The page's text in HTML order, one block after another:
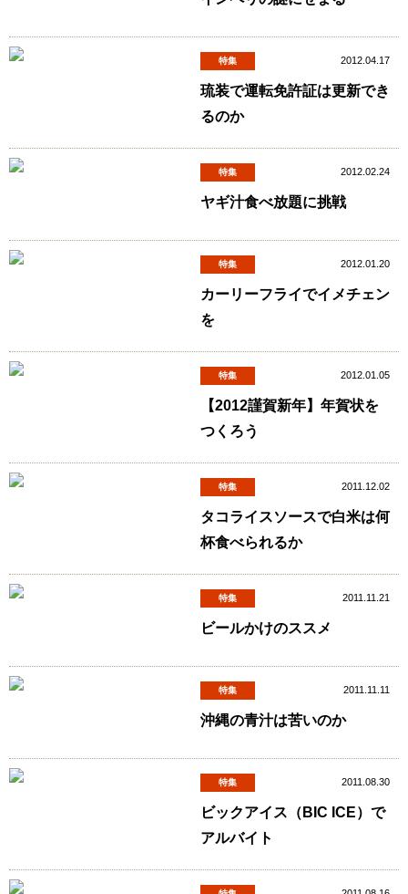
特集 2012.04.17
琉装で運転免許証は更新でき
るのか
特集 2012.02.24
ヤギ汁食べ放題に挑戦
特集 2012.01.20
カーリーフライでイメチェン
を
特集 2012.01.05
【2012謹賀新年】年賀状を
つくろう
特集 2011.12.02
タコライスソースで白米は何
杯食べられるか
特集 2011.11.21
ビールかけのススメ
特集 2011.11.11
沖縄の青汁は苦いのか
特集 2011.08.30
ビックアイス（BIC ICE）で
アルバイト